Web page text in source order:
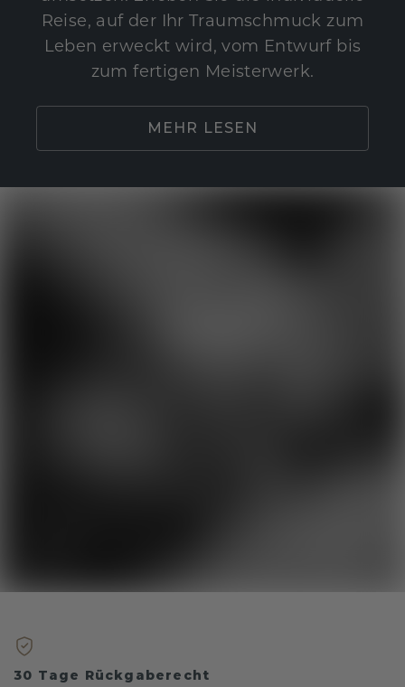
Reise, auf der Ihr Traumschmuck zum
Leben erweckt wird, vom Entwurf bis
zum fertigen Meisterwerk.
MEHR LESEN
30 Tage Rückgaberecht